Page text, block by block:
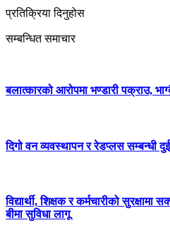
प्रतिक्रिया दिनुहोस
सम्बन्धित समाचार
बलात्कारको आरोपमा भण्डारी पक्राउ,
दिगो वन व्यवस्थापन र रेडप्लस सम्बन्धी
विद्यार्थी, शिक्षक र कर्मचारीको
बीमा सुविधा लागू